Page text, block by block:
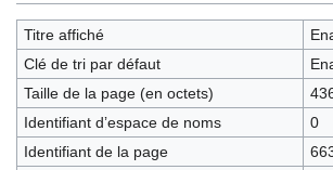
à
la
navigation
à
la
recherche
Titre affiché
Clé de tri par défaut
Taille de la page (en octets)
Identifiant dʼespace de noms
0
Identifiant de la page